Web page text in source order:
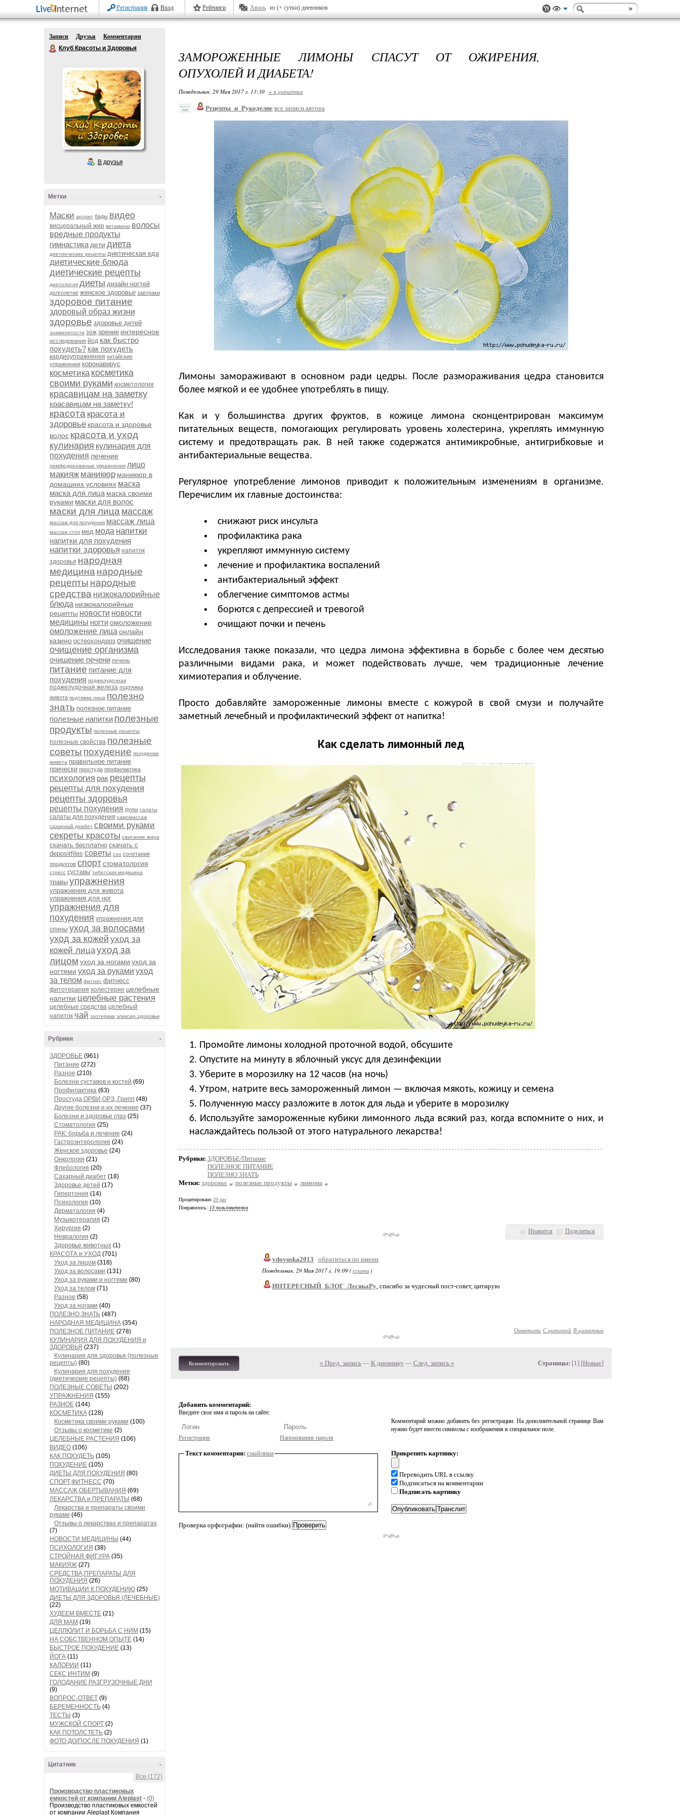
Регистрация Вход Рейтинги Авось из (+ сутки) дневников
Записи Друзья
Комментарии
Клуб Красоты и Здоровья
В друзья
-
Метки
Маски артрит бады видео
висцеральный жир витамины волосы
вредные продукты
гимнастика дети диета
диетиеческие рецепты диетическая еда
диетические блюда
диетические рецепты
диетология диеты дизайн ногтей
долголетие женское здоровье завтраки
здоровое питание
здоровый образ жизни
здоровье здоровье детей
знаменитости зож зрение интересное
исследования йод как быстро
похудеть? как похудеть
кардиоупражнения китайские
упражнения коронавирус
косметика косметика
своими руками косметология
красавицам на заметку
красавицам на заметку!
красота красота и
здоровье красота и здоровье
волос красота и уход
кулинария кулинария для
похудения лечение
лимфодренажные упражнения лицо
макияж маникюр маникюр в
домашних условиях маска
маска для лица маска своими
руками маски для волос
маски для лица массаж
массаж для похудения массаж лица
массаж стоп мед мода напитки
напитки для похудения
напитки здоровья напиток
здоровья народная
медицина народные
рецепты народные
средства низкокалорийные
блюда низкокалорийные
рецепты новости новости
медицины ногтиомоложение
омоложение лица онлайн
казино остеохондроз очищение
очищение организма
очищение печени печень
питание питание для
похудения поджелудочная
поджелудочная железа подтяжка
живота подтяжка лица полезно
знать полезное питание
полезные напитки полезные
продукты полезные рецепты
полезные свойства полезные
советы похудение похудение
живота правильное питание
прически простуда профилактика
психология рак рецепты
рецепты для похудения
рецепты здоровья
рецепты похудения руны салаты
салаты для похудения самомассаж
сахарный диабет своими руками
секреты красоты сжигание жира
скачать бесплатно скачать с
depositfiles советы сон сочетания
продуктов спортстоматология
стресс суставы тибетская медицина
травы упражнения
упражнения для живота
упражнения для ног
упражнения для
похудения упражнения для
спины уход за волосами
уход за кожей уход за
кожей лицауход за
лицом уход за ногами уход за
ногтями уход за руками уход
за телом фитнес фитнесс
фитотерапия холестерин целебные
напитки целебные растения
целебные средства целебный
напиток чай эзотерика эликсир здоровья
-
Рубрики
ЗДОРОВЬЕ (961)
Питание (272)
Разное (210)
Болезни суставов и костей (69)
Профилактика (63)
Простуда,ОРВИ,ОРЗ, Грипп (48)
Другие болезни и их лечение (37)
Болезни и здоровье глаз (25)
Стоматология (25)
РАК: борьба и лечение (24)
Гастроэнтерология (24)
Женское здоровье (24)
Онкология (21)
Флебология (20)
Сахарный диабет (18)
Здоровье детей (17)
Гипертония (14)
Психология (10)
Дерматалогия (4)
Музыкотерапия (2)
Хирургия (2)
Невралогия (2)
Здоровье животных (1)
КРАСОТА и УХОД (701)
Уход за лицом (318)
Уход за волосами (131)
Уход за руками и ногтями (80)
Уход за телом (71)
Разное (58)
Уход за ногами (40)
ПОЛЕЗНО ЗНАТЬ (487)
НАРОДНАЯ МЕДИЦИНА (354)
ПОЛЕЗНОЕ ПИТАНИЕ (278)
КУЛИНАРИЯ ДЛЯ ПОХУДЕНИЯ и
ЗДОРОВЬЯ (237)
Кулинария для здоровья (полезные
рецепты) (80)
Кулинария для похудения
(диетические рецепты) (68)
ПОЛЕЗНЫЕ СОВЕТЫ (202)
УПРАЖНЕНИЯ (155)
РАЗНОЕ (144)
КОСМЕТИКА (128)
Косметика своими руками (100)
Отзывы о косметике (2)
ЦЕЛЕБНЫЕ РАСТЕНИЯ (106)
ВИДЕО (106)
КАК ПОХУДЕТЬ (105)
ПОХУДЕНИЕ (105)
ДИЕТЫ ДЛЯ ПОХУДЕНИЯ (80)
СПОРТ,ФИТНЕСС (70)
МАССАЖ,ОБЕРТЫВАНИЯ (69)
ЛЕКАРСТВА и ПРЕПАРАТЫ (68)
Лекарства и препараты своими
руками (46)
Отзывы о лекарствах и препаратах
(7)
НОВОСТИ МЕДИЦИНЫ (44)
ПСИХОЛОГИЯ (38)
СТРОЙНАЯ ФИГУРА (35)
МАКИЯЖ (27)
СРЕДСТВА,ПРЕПАРАТЫ ДЛЯ
ПОХУДЕНИЯ (26)
МОТИВАЦИИ К ПОХУДЕНИЮ (25)
ДИЕТЫ ДЛЯ ЗДОРОВЬЯ (ЛЕЧЕБНЫЕ)
(22)
ХУДЕЕМ ВМЕСТЕ (21)
ДЛЯ МАМ (19)
ЦЕЛЛЮЛИТ И БОРЬБА С НИМ (15)
НА СОБСТВЕННОМ ОПЫТЕ (14)
БЫСТРОЕ ПОХУДЕНИЕ (13)
ЙОГА (11)
КАЛОРИИ (11)
СЕКС,ИНТИМ (9)
ГОЛОДАНИЕ,РАЗГРУЗОЧНЫЕ ДНИ
(9)
ВОПРОС-ОТВЕТ (9)
БЕРЕМЕННОСТЬ (4)
ТЕСТЫ (3)
МУЖСКОЙ СПОРТ (2)
КАК ПОТОЛСТЕТЬ (2)
ФОТО ДО/ПОСЛЕ ПОХУДЕНИЯ (1)
-
Цитатник
Все (172)
Производство пластиковых
емкостей от компании Aleplast - (0)
Производство пластиковых емкостей
от компании Aleplast Компания
ЗАМОРОЖЕННЫЕ ЛИМОНЫ СПАСУТ ОТ ОЖИРЕНИЯ,
ОПУХОЛЕЙ И ДИАБЕТА!
Понедельник, 29 Мая 2017 г. 13:30 + в цитатник
Рецепты_и_Рукоделие все записи автора
Лимоны замораживают в основном ради цедры. После размораживания цедра становится
более мягкой и ее удобнее употреблять в пищу.
Как и у большинства других фруктов, в кожице лимона сконцентрирован максимум
питательных веществ, помогающих регулировать уровень холестерина, укреплять иммунную
систему и предотвращать рак. В ней также содержатся антимикробные, антигрибковые и
антибактериальные вещества.
Регулярное употребление лимонов приводит к положительным изменениям в организме.
Перечислим их главные достоинства:
снижают риск инсульта
профилактика рака
укрепляют иммунную систему
лечение и профилактика воспалений
антибактериальный эффект
облегчение симптомов астмы
борются с депрессией и тревогой
очищают почки и печень
Исследования также показали, что цедра лимона эффективна в борьбе с более чем десятью
различными видами рака, и может подействовать лучше, чем традиционные лечение
химиотерапия и облучение.
Просто добавляйте замороженные лимоны вместе с кожурой в свой смузи и получайте
заметный лечебный и профилактический эффект от напитка!
Как сделать лимонный лед
Промойте лимоны холодной проточной водой, обсушите
Опустите на минуту в яблочный уксус для дезинфекции
Уберите в морозилку на 12 часов (на ночь)
Утром, натрите весь замороженный лимон — включая мякоть, кожицу и семена
Полученную массу разложите в лоток для льда и уберите в морозилку
Используйте замороженные кубики лимонного льда всякий раз, когда вспомните о них, и
наслаждайтесь пользой от этого натурального лекарства!
Рубрики: ЗДОРОВЬЕ/Питание
ПОЛЕЗНОЕ ПИТАНИЕ
ПОЛЕЗНО ЗНАТЬ
Метки: здоровье полезные продукты лимоны
Процитировано 29 раз
Понравилось: 13 пользователям
Нравится Поделиться
vdovuska2013
обратиться по имени
Понедельник, 29 Мая 2017 г. 19:09 (ссылка )
ИНТЕРЕСНЫЙ_БЛОГ_ЛесякаРу, спасибо за чудесный пост-совет, цитирую
Ответить С цитатой В цитатник
Комментировать « Пред. запись— К дневнику — След. запись » Страницы: [1] [Новые]
Добавить комментарий:
Введите свое имя и пароль на сайте:
Регистрация Напоминание пароля
Комментарий можно добавить без регистрации. На дополнительной странице Вам
нужно будет ввести символы с изображения в специальное поле.
Текст комментария: смайлики
Проверка орфографии: (найти ошибки)
Прикрепить картинку:
Переводить URL в ссылку
Подписаться на комментарии
Подписать картинку